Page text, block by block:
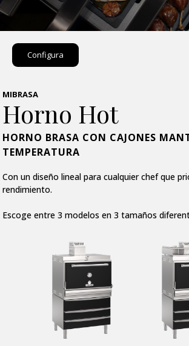
Configura
MIBRASA
Horno Hot
HORNO BRASA CON CAJONES
TEMPERATURA
Con un diseño lineal para cualquier chef que
rendimiento.
Escoge entre 3 modelos en 3 tamaños